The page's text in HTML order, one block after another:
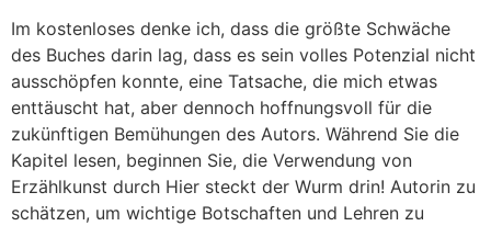
Im kostenloses denke ich, dass die größte Schwäche
des Buches darin lag, dass es sein volles Potenzial nicht
ausschöpfen konnte, eine Tatsache, die mich etwas
enttäuscht hat, aber dennoch hoffnungsvoll für die
zukünftigen Bemühungen des Autors. Während Sie die
Kapitel lesen, beginnen Sie, die Verwendung von
Erzählkunst durch Hier steckt der Wurm drin! Autorin zu
schätzen, um wichtige Botschaften und Lehren zu